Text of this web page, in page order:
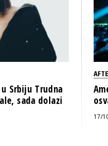
u Srbiju Trudna
sada dolazi
17/